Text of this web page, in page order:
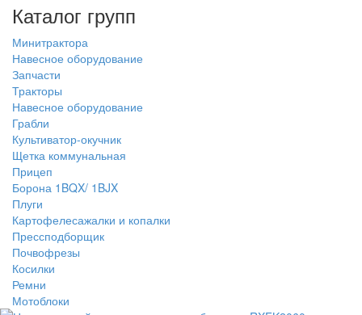
Каталог групп
Минитрактора
Навесное оборудование
Запчасти
Тракторы
Навесное оборудование
Грабли
Культиватор-окучник
Щетка коммунальная
Прицеп
Борона 1BQX/ 1BJX
Плуги
Картофелесажалки и копалки
Прессподборщик
Почвофрезы
Косилки
Ремни
Мотоблоки